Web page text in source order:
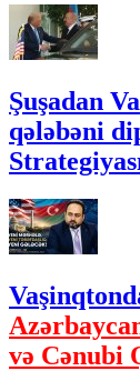
Şuşadan
qələbəni
və Cənubi